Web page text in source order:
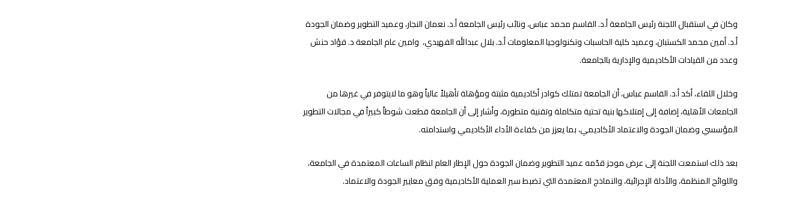
وكان في استقبال اللجنة رئيس الجامعة أ.د. القاسم محمد عباس، ونائب رئيس الجامعة أ.د. نعمان النجار، وعميد التطوير وضمان الجودة
أ.د. أمين محمد الكستبان، وعميد كلية الحاسبات وتكنولوجيا المعلومات أ.د. بلال عبدالله الفهيدي، وامين عام الجامعة د. فؤاد حنش
وعدد من القيادات الأكاديمية والإدارية بالجامعة.
وخلال اللقاء، أكد أ.د. القاسم عباس، أن الجامعة تمتلك كوادر أكاديمية مثبتة ومؤهلة تأهيلاً عالياً وهو ما لايتوفر في غيرها من
الجامعات الأهلية، إضافة إلى إمتلاكها بنية تحتية متكاملة وتقنية متطورة، وأشار إلى أن الجامعة قطعت شوطاً كبيراً في مجالات التطوير
المؤسسي وضمان الجودة والاعتماد الأكاديمي، بما يعزز من كفاءة الأداء الأكاديمي واستدامته.
بعد ذلك استمعت اللجنة إلى عرض موجز قدّمه عميد التطوير وضمان الجودة حول الإطار العام لنظام الساعات المعتمدة في الجامعة،
واللوائح المنظمة، والأدلة الإجرائية، والنماذج المعتمدة التي تضبط سير العملية الأكاديمية وفق معايير الجودة والاعتماد.